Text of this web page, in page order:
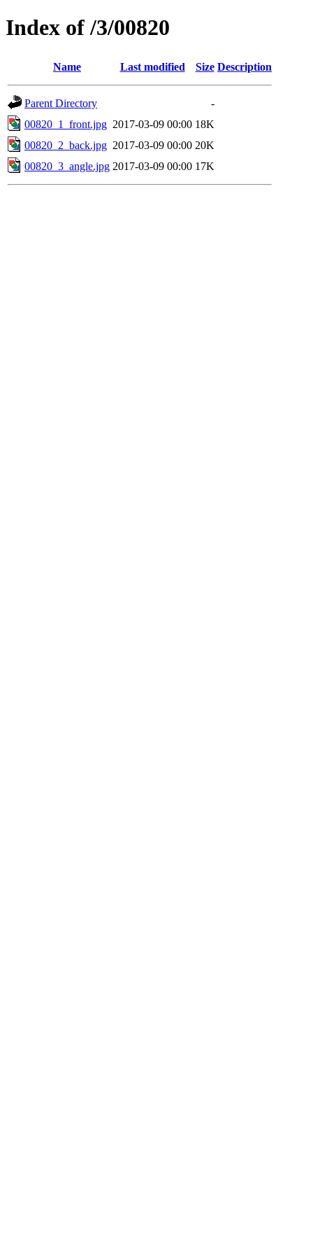
Index of /3/00820
Name Last modified Size Description
Parent Directory
-
00820_1_front.jpg 2017-03-09 00:00 18K
00820_2_back.jpg 2017-03-09 00:00 20K
00820_3_angle.jpg 2017-03-09 00:00 17K